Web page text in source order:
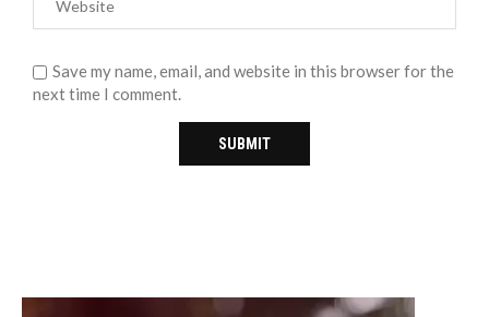
Save my name, email, and website in this browser for the
next time I comment.